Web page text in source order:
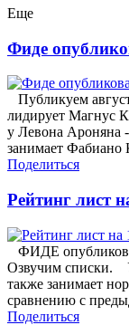
Еще
Фиде
Публикуем
лидирует Магнус
у Левона Ароняна
занимает
Поделиться
Рейтинг лист
ФИДЕ
Озвучим списки.
также занимает
сравнению с
Поделиться